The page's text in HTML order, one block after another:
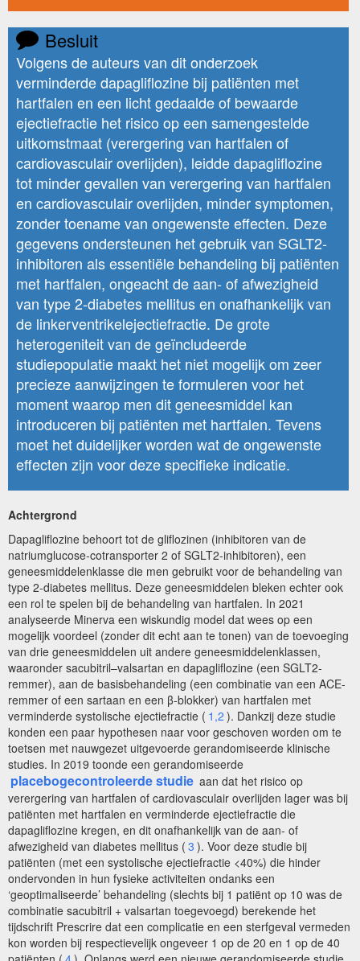
Besluit
Volgens de auteurs van dit onderzoek
verminderde dapagliflozine bij patiënten met
hartfalen en een licht gedaalde of bewaarde
ejectiefractie het risico op een samengestelde
uitkomstmaat (verergering van hartfalen of
cardiovasculair overlijden), leidde dapagliflozine
tot minder gevallen van verergering van hartfalen
en cardiovasculair overlijden, minder symptomen,
zonder toename van ongewenste effecten. Deze
gegevens ondersteunen het gebruik van SGLT2-
inhibitoren als essentiële behandeling bij patiënten
met hartfalen, ongeacht de aan- of afwezigheid
van type 2-diabetes mellitus en onafhankelijk van
de linkerventrikelejectiefractie. De grote
heterogeniteit van de geïncludeerde
studiepopulatie maakt het niet mogelijk om zeer
precieze aanwijzingen te formuleren voor het
moment waarop men dit geneesmiddel kan
introduceren bij patiënten met hartfalen. Tevens
moet het duidelijker worden wat de ongewenste
effecten zijn voor deze specifieke indicatie.
Achtergrond
Dapagliflozine behoort tot de gliflozinen (inhibitoren van de
natriumglucose-cotransporter 2 of SGLT2-inhibitoren), een
geneesmiddelenklasse die men gebruikt voor de behandeling van
type 2-diabetes mellitus. Deze geneesmiddelen bleken echter ook
een rol te spelen bij de behandeling van hartfalen. In 2021
analyseerde Minerva een wiskundig model dat wees op een
mogelijk voordeel (zonder dit echt aan te tonen) van de toevoeging
van drie geneesmiddelen uit andere geneesmiddelenklassen,
waaronder sacubitril–valsartan en dapagliflozine (een SGLT2-
remmer), aan de basisbehandeling (een combinatie van een ACE-
remmer of een sartaan en een β-blokker) van hartfalen met
verminderde systolische ejectiefractie ( 1,2 ). Dankzij deze studie
konden een paar hypothesen naar voor geschoven worden om te
toetsen met nauwgezet uitgevoerde gerandomiseerde klinische
studies. In 2019 toonde een gerandomiseerde
placebogecontroleerde studie aan dat het risico op
verergering van hartfalen of cardiovasculair overlijden lager was bij
patiënten met hartfalen en verminderde ejectiefractie die
dapagliflozine kregen, en dit onafhankelijk van de aan- of
afwezigheid van diabetes mellitus ( 3 ). Voor deze studie bij
patiënten (met een systolische ejectiefractie <40%) die hinder
ondervonden in hun fysieke activiteiten ondanks een
‘geoptimaliseerde’ behandeling (slechts bij 1 patiënt op 10 was de
combinatie sacubitril + valsartan toegevoegd) berekende het
tijdschrift Prescrire dat een complicatie en een sterfgeval vermeden
kon worden bij respectievelijk ongeveer 1 op de 20 en 1 op de 40